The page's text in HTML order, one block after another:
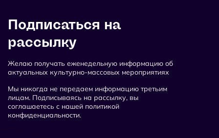
Подписаться на
рассылку
Желаю получать еженедельную информацию об
актуальных культурно-массовых мероприятиях
Мы никогда не передаем информацию третьим
лицам. Подписываясь на рассылку, вы
соглашаетесь с нашей политикой
конфиденциальности.